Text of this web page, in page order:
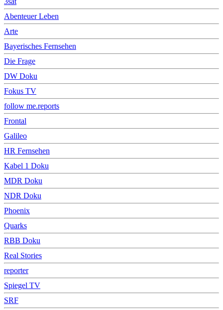
Abenteuer Leben
Arte
Bayerisches Fernsehen
Die Frage
DW Doku
Fokus TV
follow me.reports
Frontal
Galileo
HR Fernsehen
Kabel 1 Doku
MDR Doku
NDR Doku
Phoenix
Quarks
RBB Doku
Real Stories
reporter
Spiegel TV
SRF